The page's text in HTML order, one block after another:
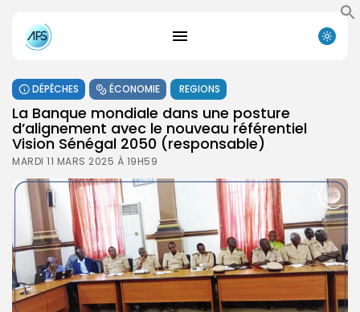
DÉPÊCHES ÉCONOMIE REGIONS
La Banque mondiale dans une posture
d’alignement avec le nouveau référentiel
Vision Sénégal 2050 (responsable)
MARDI 11 MARS 2025 À 19H59